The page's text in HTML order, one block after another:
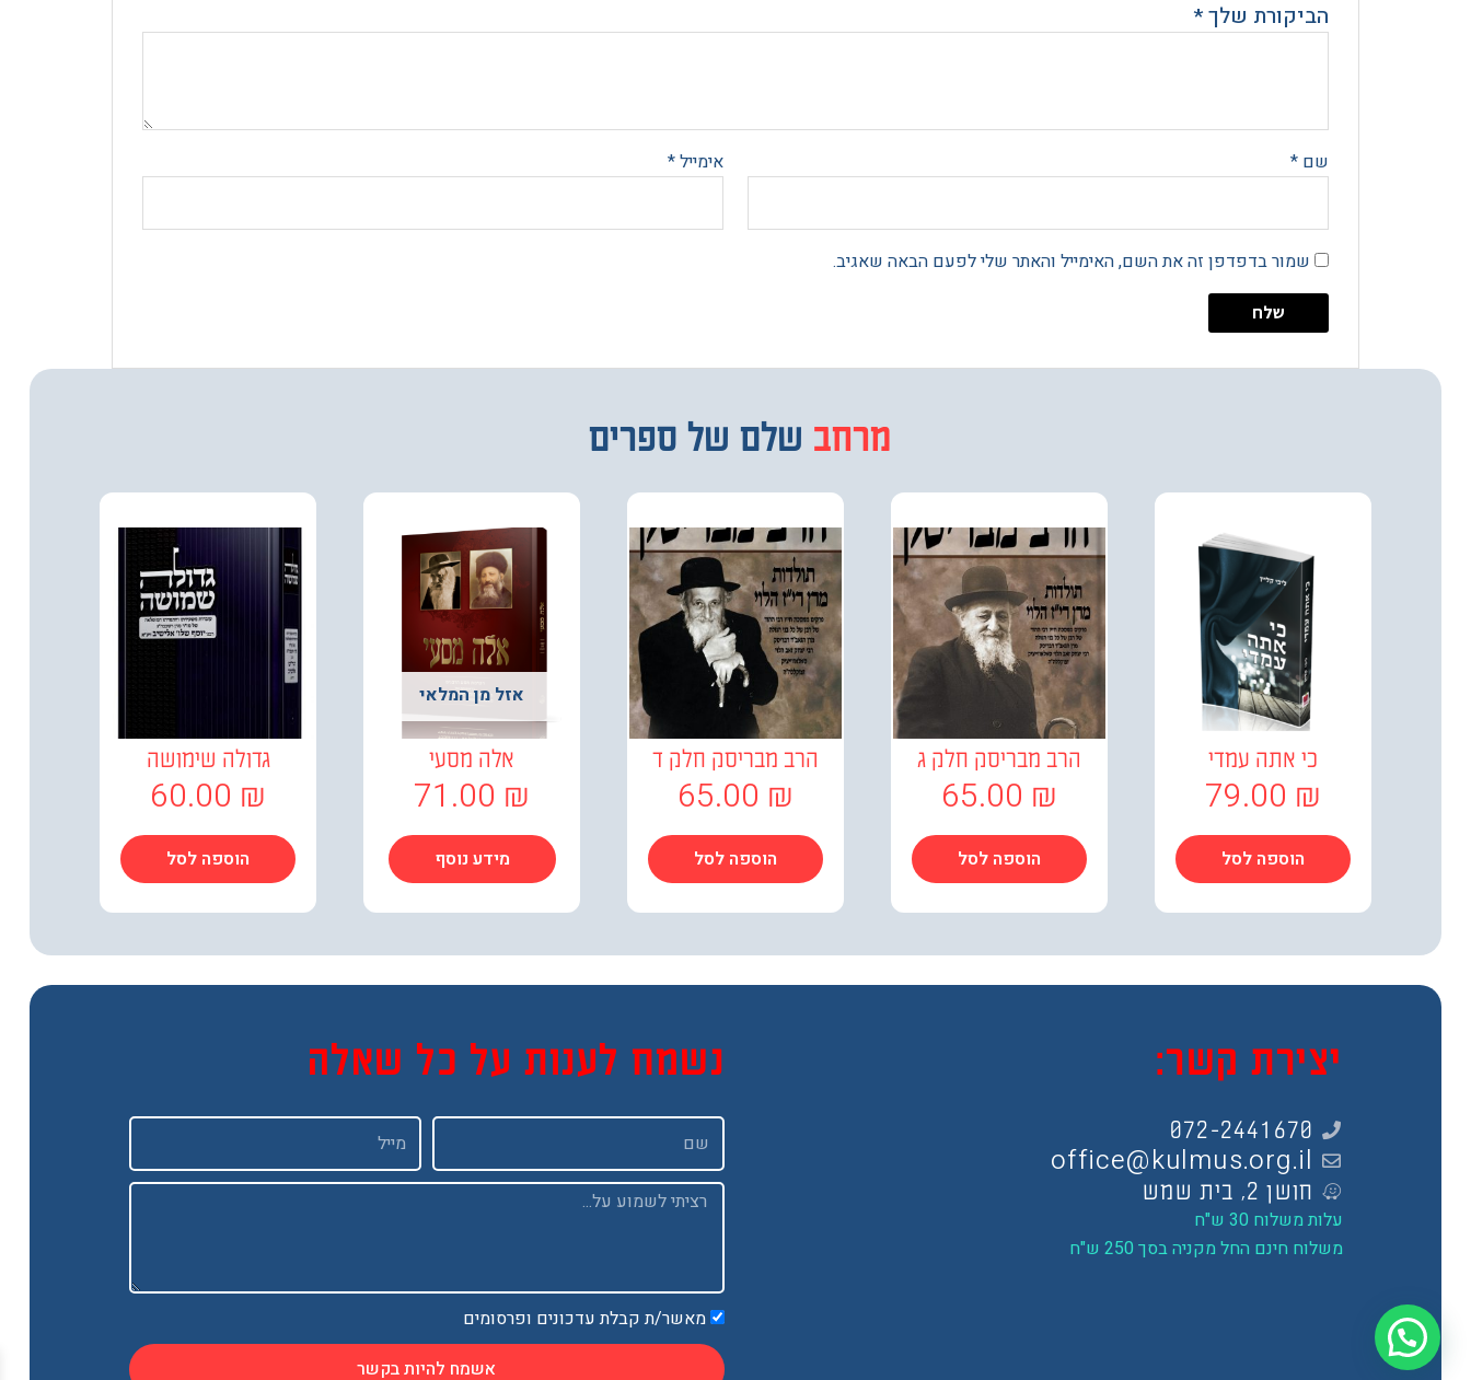
הביקורת שלך*
שם * אימייל*
שמור בדפדפן זה את השם, האימייל והאתר שלי לפעם הבאה שאגיב.
מבחר שלם של ספרים
כי אתה עמדי
79.00 ₪
הוספה לסל
הרב מבריסק חלק ג
65.00 ₪
הוספה לסל
הרב מבריסק חלק ד
65.00 ₪
הוספה לסל
אזל מן המלאי
אלה מסעי
71.00 ₪
מידע נוסף
גדולה שימושה
60.00 ₪
הוספה לסל
יצירת קשר:
072-2441670
office@kulmus.org.il
חושן 2, בית שמש
עלות משלוח 30 ש"ח
משלוח חינם החל מקניה בסך 250 ש"ח
נשמח לענות על כל שאלה
שם Email
Message
מאשר/ת קבלת עדכונים ופרסומים
אשמח להיות בקשר